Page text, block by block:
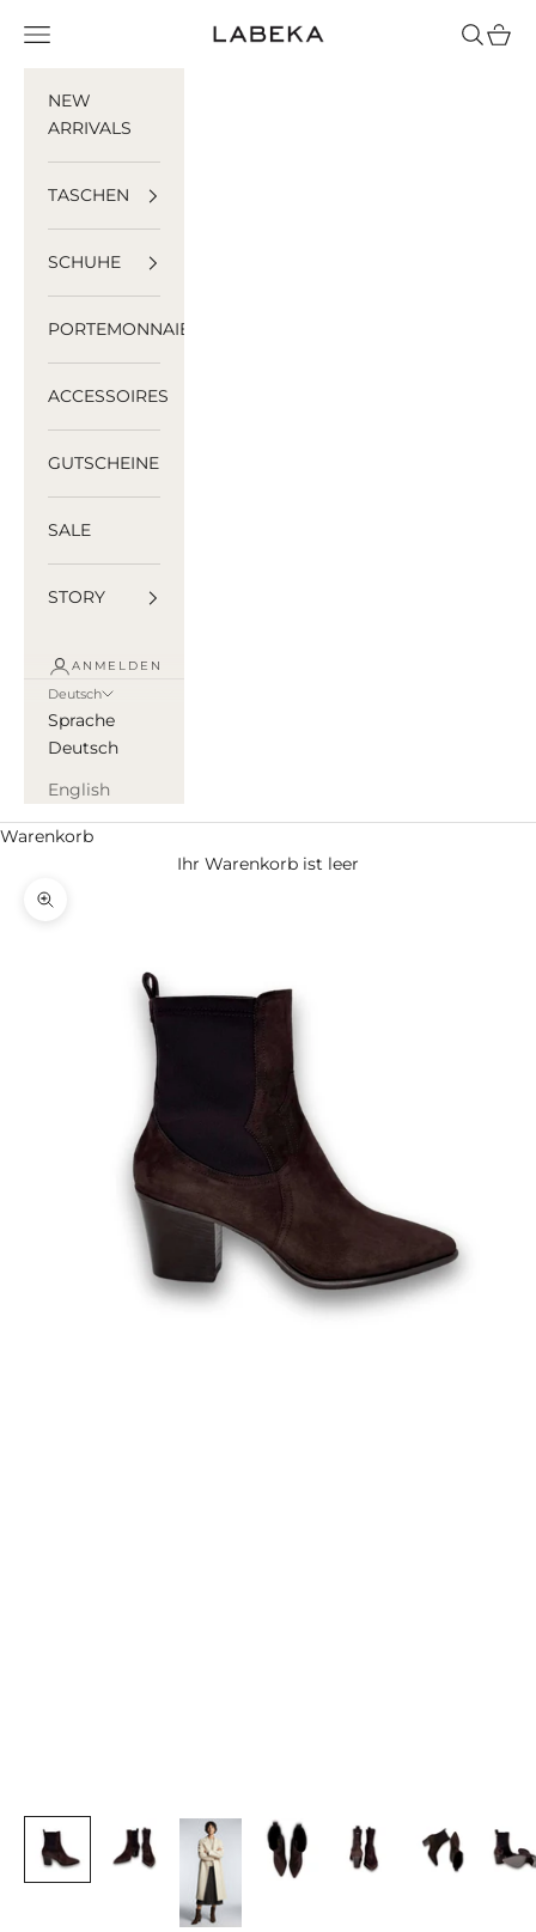
LABEKA
Menü Suchen
NEW
ARRIVALS
TASCHEN
SCHUHE
PORTEMONNAIES
ACCESSOIRES
GUTSCHEINE
SALE
STORY
ANMELDEN
Deutsch
Sprache
Deutsch
English
Warenkorb
Ihr Warenkorb ist leer
Bild vergrößern